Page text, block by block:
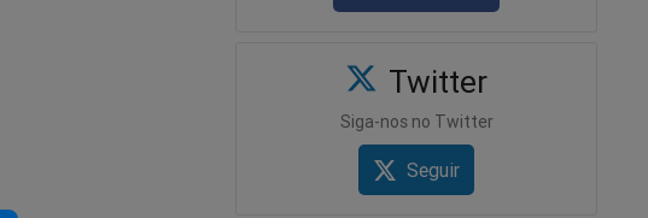
Twitter
Siga-nos no Twitter
Seguir